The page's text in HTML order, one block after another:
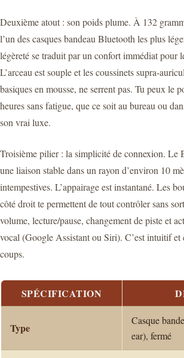
Deuxième atout : son poids plume. À 132
l’un des casques bandeau Bluetooth les plus
légèreté se traduit par un confort immédiat pour
L’arceau est souple et les coussinets supra-
basiques en mousse, ne serrent pas. Tu peux le
heures sans fatigue, que ce soit au bureau ou
son vrai luxe.
Troisième pilier : la simplicité de connexion. Le
une liaison stable dans un rayon d’environ 10
intempestives. L’appairage est instantané. Les
côté droit te permettent de tout contrôler sans
volume, lecture/pause, changement de piste et
vocal (Google Assistant ou Siri). C’est intuitif et
coups.
SPÉCIFICATION
Type
Casque
ear), fermé